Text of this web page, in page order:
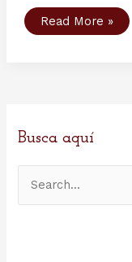
Los
cántabros
Read More »
Busca aquí